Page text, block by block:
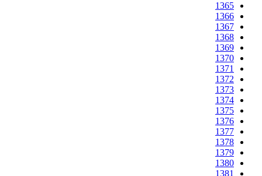
1365
1366
1367
1368
1369
1370
1371
1372
1373
1374
1375
1376
1377
1378
1379
1380
1381